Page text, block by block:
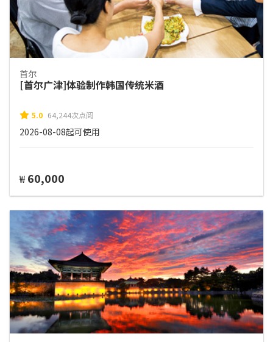
首尔
[首尔广津]体验制作韩国传统米酒
5.0 64,244次点阅
2026-08-08起可使用
₩ 60,000